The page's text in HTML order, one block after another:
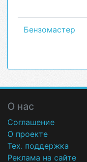
Бензомастер
О нас
Соглашение
О проекте
Тех. поддержка
Реклама на сайте